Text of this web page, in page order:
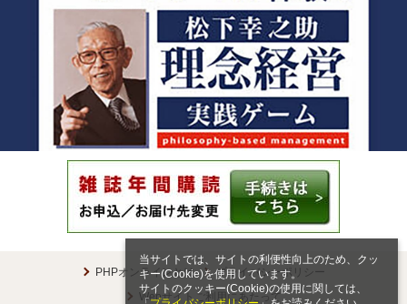
当サイトでは、サイトの利便性向上のため、クッ
キー(Cookie)を使用しています。
サイトのクッキー(Cookie)の使用に関しては、
PHPオンラインとは
プライバシーポリシー
Webサイトご利用にあたって